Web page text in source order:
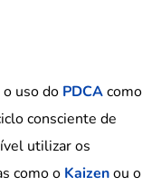
uso do PDCAcomo
consciente de
utilizar os
como o Kaizenou o